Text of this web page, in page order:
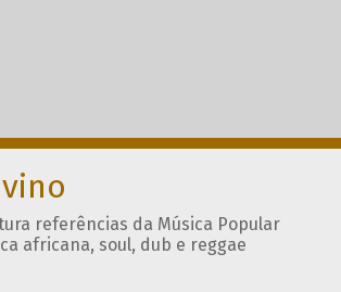
referências da Música Popular
africana, soul, dub e reggae